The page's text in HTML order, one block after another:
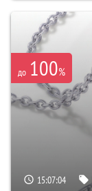
до 100%
15:07:03